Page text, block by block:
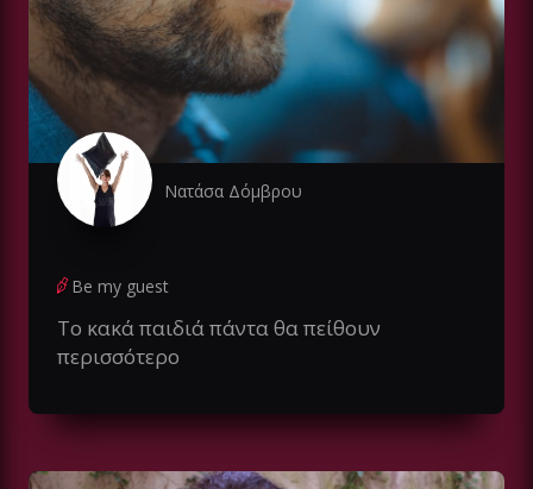
Νατάσα Δόμβρου
Be my guest
Το κακά παιδιά πάντα θα πείθουν
περισσότερο